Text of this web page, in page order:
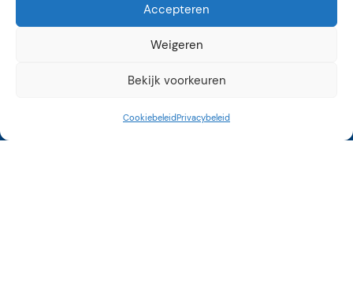
Accepteren
Weigeren
Bekijk voorkeuren
CookiebeleidPrivacybeleid
3e weekend september